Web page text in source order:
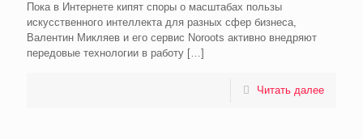
Пока в Интернете кипят споры о масштабах пользы
искусственного интеллекта для разных сфер бизнеса,
Валентин Микляев и его сервис Noroots активно внедряют
передовые технологии в работу […]
Читать далее